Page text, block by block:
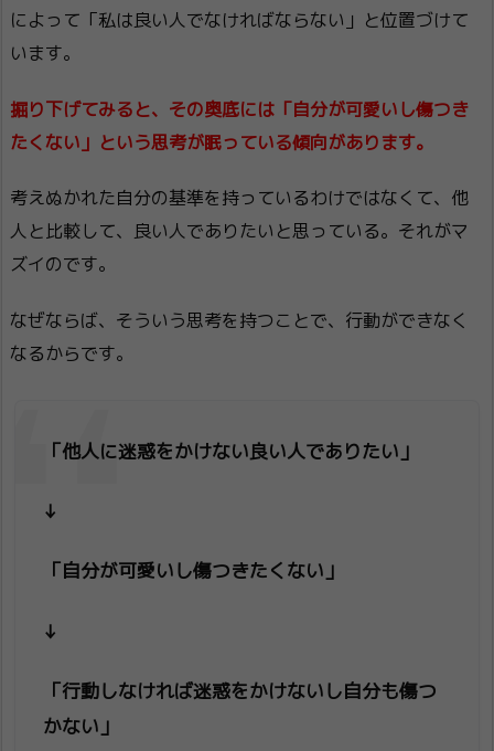
によって「私は良い人でなければならない」と位置づけて
います。
掘り下げてみると、その奥底には「自分が可愛いし傷つき
たくない」という思考が眠っている傾向があります。
考えぬかれた自分の基準を持っているわけではなくて、他
人と比較して、良い人でありたいと思っている。それがマ
ズイのです。
なぜならば、そういう思考を持つことで、行動ができなく
なるからです。
「他人に迷惑をかけない良い人でありたい」
↓
「自分が可愛いし傷つきたくない」
↓
「行動しなければ迷惑をかけないし自分も傷つ
かない」